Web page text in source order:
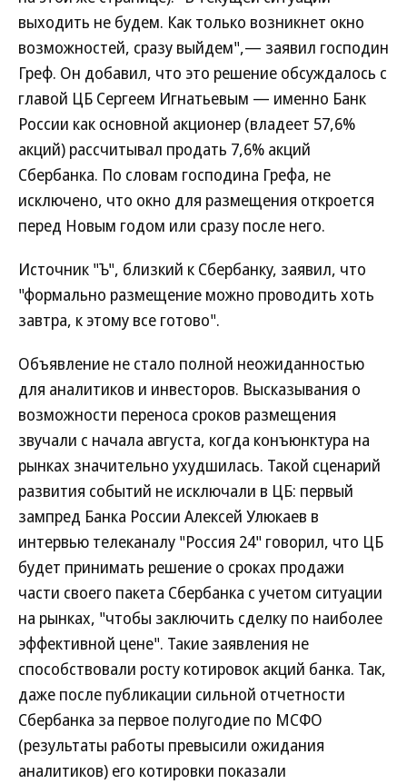
выходить не будем. Как только возникнет окно
возможностей, сразу выйдем",— заявил господин
Греф. Он добавил, что это решение обсуждалось с
главой ЦБ Сергеем Игнатьевым — именно Банк
России как основной акционер (владеет 57,6%
акций) рассчитывал продать 7,6% акций
Сбербанка. По словам господина Грефа, не
исключено, что окно для размещения откроется
перед Новым годом или сразу после него.
Источник "Ъ", близкий к Сбербанку, заявил, что
"формально размещение можно проводить хоть
завтра, к этому все готово".
Объявление не стало полной неожиданностью
для аналитиков и инвесторов. Высказывания о
возможности переноса сроков размещения
звучали с начала августа, когда конъюнктура на
рынках значительно ухудшилась. Такой сценарий
развития событий не исключали в ЦБ: первый
зампред Банка России Алексей Улюкаев в
интервью телеканалу "Россия 24" говорил, что ЦБ
будет принимать решение о сроках продажи
части своего пакета Сбербанка с учетом ситуации
на рынках, "чтобы заключить сделку по наиболее
эффективной цене". Такие заявления не
способствовали росту котировок акций банка. Так,
даже после публикации сильной отчетности
Сбербанка за первое полугодие по МСФО
(результаты работы превысили ожидания
аналитиков) его котировки показали